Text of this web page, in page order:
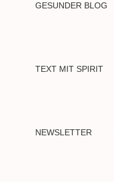
GESUNDER BLOG
TEXT MIT SPIRIT
NEWSLETTER